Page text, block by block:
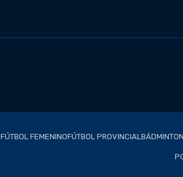
FÚTBOL FEMENINOFÚTBOL PROVINCIALBÁDMINTON